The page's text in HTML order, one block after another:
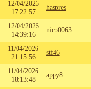
12/04/2026
17:22:57
haspres
12/04/2026
14:39:16
nico0063
11/04/2026
21:15:56
stf46
11/04/2026
18:13:48
appy8